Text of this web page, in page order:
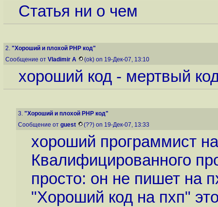
Статья ни о чем
2. "Хороший и плохой PHP код"
Сообщение от Vladimir A (ok) on 19-Дек-07, 13:10
хороший код - мертвый
3. "Хороший и плохой PHP код"
Сообщение от guest (??) on 19-Дек-07, 13:33
хороший программист
Квалифицированного
просто: он не пишет на
"Хороший код на пхп"